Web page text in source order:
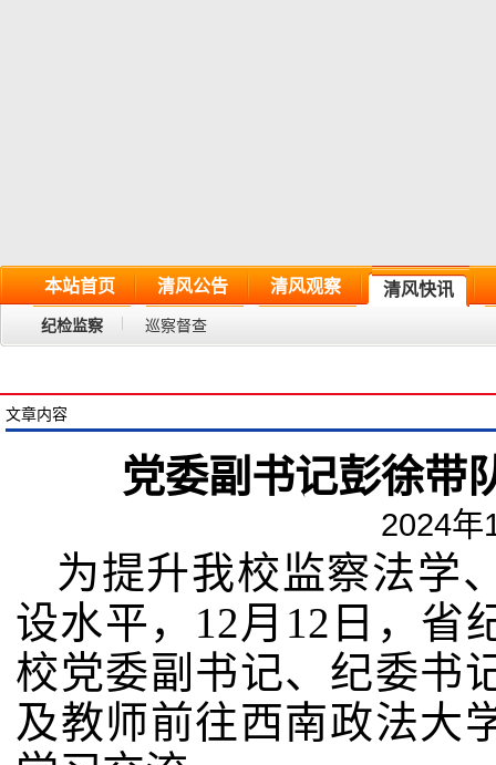
本站首页 清风公告 清风观察 清风快讯
纪检监察 巡察督查
文章内容
党委副书记彭徐带
2024
为提升我校监察法学
设水平， 12月 12 日，省
校党委副书记、纪委书
及教师前往西南政法大